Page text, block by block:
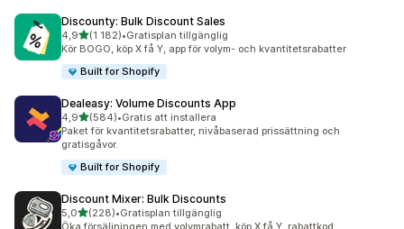
Discounty: Bulk Discount Sales
4,9av 5 stjärnor
(1 182)
1182 recensioner totalt
•Gratisplan tillgänglig
Kör BOGO, köp X få Y, app för volym- och kvantitetsrabatter
Built for Shopify
Dealeasy: Volume Discounts App
4,9av 5 stjärnor
(584)
584 recensioner totalt
•Gratis att installera
Paket för kvantitetsrabatter, nivåbaserad prissättning och
gratisgåvor.
Built for Shopify
Discount Mixer: Bulk Discounts
5,0av 5 stjärnor
(228)
228 recensioner totalt
•Gratisplan tillgänglig
Öka försäljningen med volymrabatt, köp X få Y, rabattkod